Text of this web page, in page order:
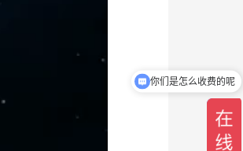
你们是怎么收费的呢